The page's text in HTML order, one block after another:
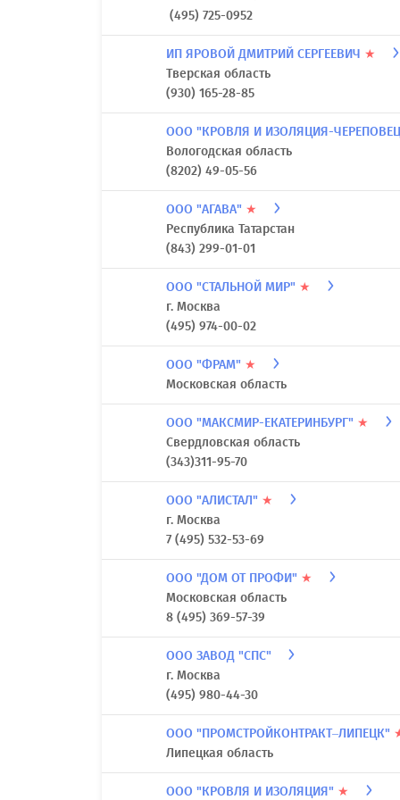
(495) 725-0952
ИП ЯРОВОЙ ДМИТРИЙ СЕРГЕЕВИЧ ★
Тверская область
(930) 165-28-85
ООО "КРОВЛЯ И ИЗОЛЯЦИЯ-
Вологодская область
(8202) 49-05-56
ООО "АГАВА" ★
Республика Татарстан
(843) 299-01-01
ООО "СТАЛЬНОЙ МИР" ★
г. Москва
(495) 974-00-02
ООО "ФРАМ" ★
Московская область
ООО "МАКСМИР-ЕКАТЕРИНБУРГ" ★
Свердловская область
(343)311-95-70
ООО "АЛИСТАЛ" ★
г. Москва
7 (495) 532-53-69
ООО "ДОМ ОТ ПРОФИ" ★
Московская область
8 (495) 369-57-39
ООО ЗАВОД "СПС"
г. Москва
(495) 980-44-30
ООО "ПРОМСТРОЙКОНТРАКТ–ЛИПЕЦК"
Липецкая область
ООО "КРОВЛЯ И ИЗОЛЯЦИЯ" ★